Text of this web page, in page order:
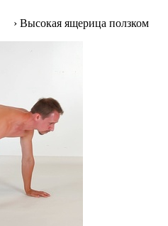
› Высокая ящерица ползком